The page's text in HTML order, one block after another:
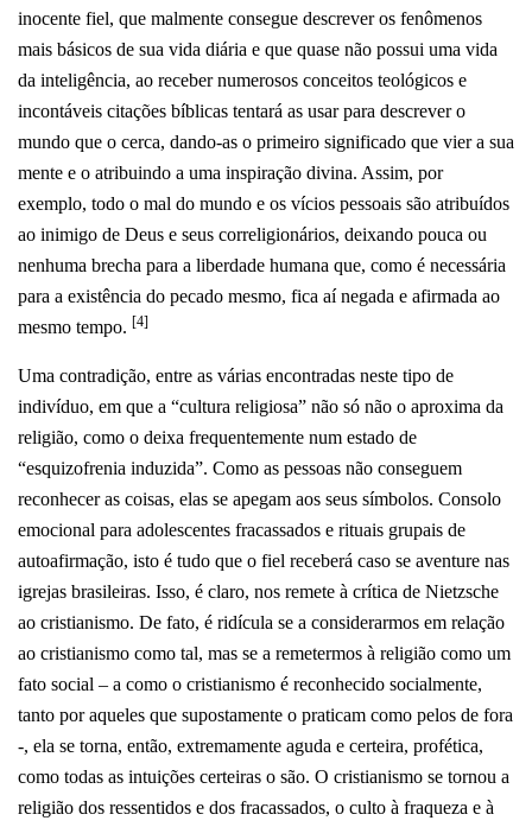
inocente fiel, que malmente consegue descrever os fenômenos
mais básicos de sua vida diária e que quase não possui uma vida
da inteligência, ao receber numerosos conceitos teológicos e
incontáveis citações bíblicas tentará as usar para descrever o
mundo que o cerca, dando-as o primeiro significado que vier a sua
mente e o atribuindo a uma inspiração divina. Assim, por
exemplo, todo o mal do mundo e os vícios pessoais são atribuídos
ao inimigo de Deus e seus correligionários, deixando pouca ou
nenhuma brecha para a liberdade humana que, como é necessária
para a existência do pecado mesmo, fica aí negada e afirmada ao
mesmo tempo. [4]
Uma contradição, entre as várias encontradas neste tipo de
indivíduo, em que a “cultura religiosa” não só não o aproxima da
religião, como o deixa frequentemente num estado de
“esquizofrenia induzida”. Como as pessoas não conseguem
reconhecer as coisas, elas se apegam aos seus símbolos. Consolo
emocional para adolescentes fracassados e rituais grupais de
autoafirmação, isto é tudo que o fiel receberá caso se aventure nas
igrejas brasileiras. Isso, é claro, nos remete à crítica de Nietzsche
ao cristianismo. De fato, é ridícula se a considerarmos em relação
ao cristianismo como tal, mas se a remetermos à religião como um
fato social – a como o cristianismo é reconhecido socialmente,
tanto por aqueles que supostamente o praticam como pelos de fora
-, ela se torna, então, extremamente aguda e certeira, profética,
como todas as intuições certeiras o são. O cristianismo se tornou a
religião dos ressentidos e dos fracassados, o culto à fraqueza e à